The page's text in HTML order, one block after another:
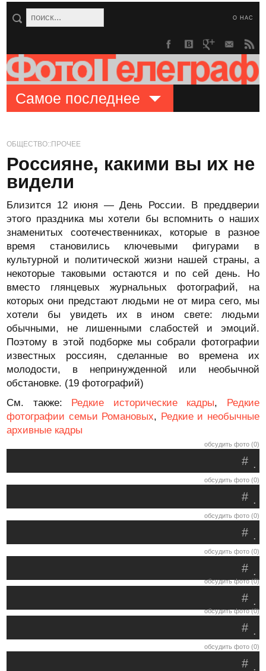
О НАС
Самое последнее
ОБЩЕСТВО::ПРОЧЕЕ
Россияне, какими вы их не
видели
Близится 12 июня — День России. В преддверии
этого праздника мы хотели бы вспомнить о наших
знаменитых соотечественниках, которые в разное
время становились ключевыми фигурами в
культурной и политической жизни нашей страны, а
некоторые таковыми остаются и по сей день. Но
вместо глянцевых журнальных фотографий, на
которых они предстают людьми не от мира сего, мы
хотели бы увидеть их в ином свете: людьми
обычными, не лишенными слабостей и эмоций.
Поэтому в этой подборке мы собрали фотографии
известных россиян, сделанные во времена их
молодости, в непринужденной или необычной
обстановке. (19 фотографий)
См. также: Редкие исторические кадры, Редкие
фотографии семьи Романовых, Редкие и необычные
архивные кадры
обсудить фото (0)
.
#
обсудить фото (0)
.
#
обсудить фото (0)
.
#
обсудить фото (0)
.
#
обсудить фото (0)
.
#
обсудить фото (0)
.
#
обсудить фото (0)
.
#